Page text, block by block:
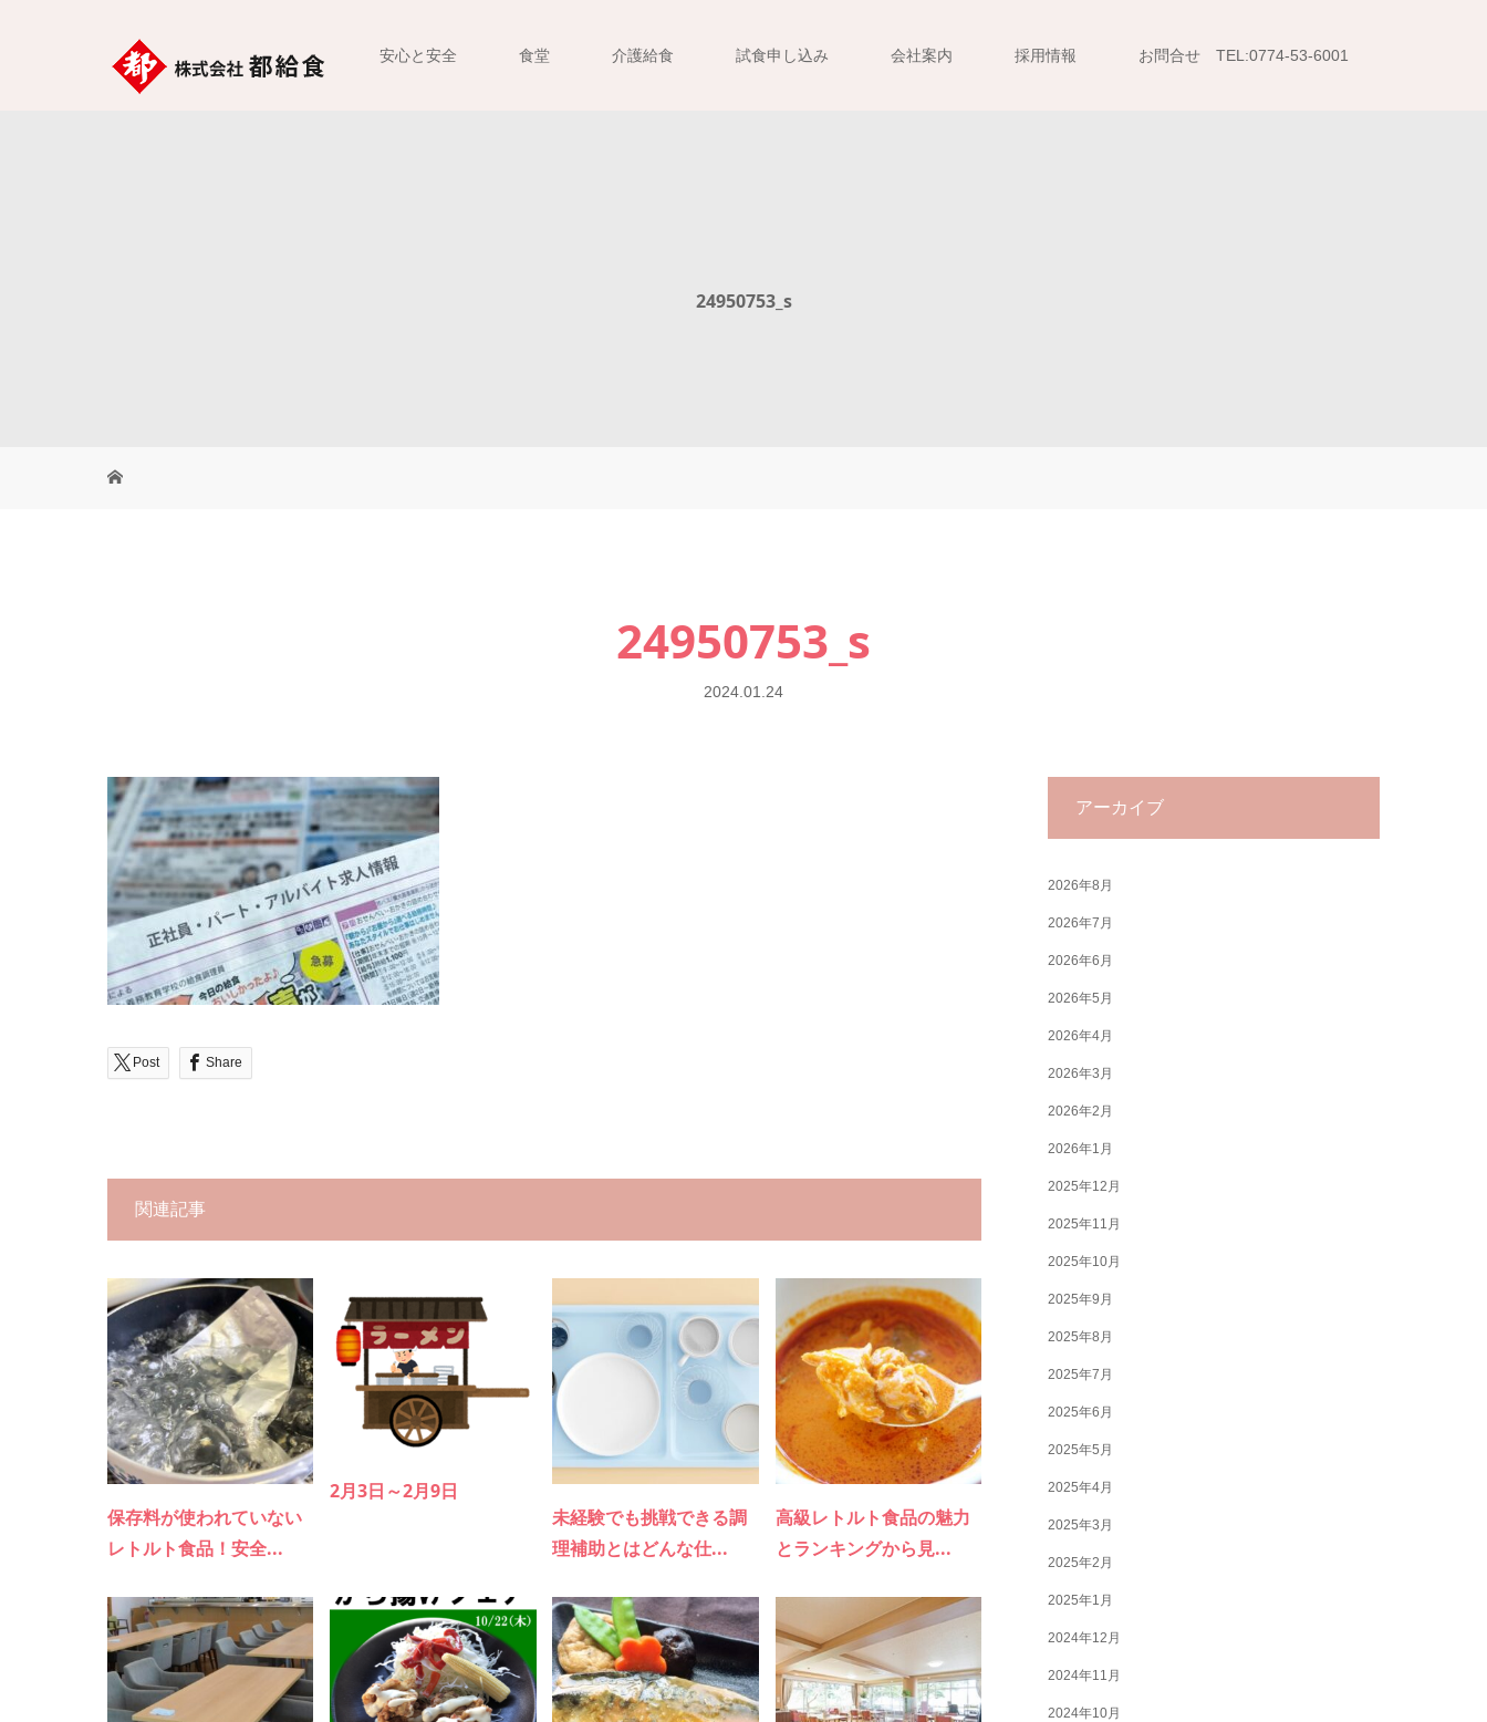
安心と安全 食堂 介護給食 試食申し込み 会社案内 採用情報 お問合せ TEL:0774-53-6001
24950753_s
24950753_s
2024.01.24
Post Share
関連記事
保存料が使われていない
レトルト食品！安全...
2月3日～2月9日
未経験でも挑戦できる調
理補助とはどんな仕...
高級レトルト食品の魅力
とランキングから見...
アーカイブ
2026年8月
2026年7月
2026年6月
2026年5月
2026年4月
2026年3月
2026年2月
2026年1月
2025年12月
2025年11月
2025年10月
2025年9月
2025年8月
2025年7月
2025年6月
2025年5月
2025年4月
2025年3月
2025年2月
2025年1月
2024年12月
2024年11月
2024年10月